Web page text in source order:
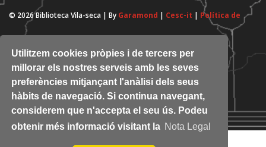
Utilitzem cookies pròpies i de tercers per
millorar els nostres serveis amb les seves
preferències mitjançant l'anàlisi dels seus
hàbits de navegació. Si continua navegant,
considerem que n'accepta el seu ús. Podeu
obtenir més informació visitant la Nota Legal
© 2026 Biblioteca Vila-seca | By Garamond | Cesc-it | Política de